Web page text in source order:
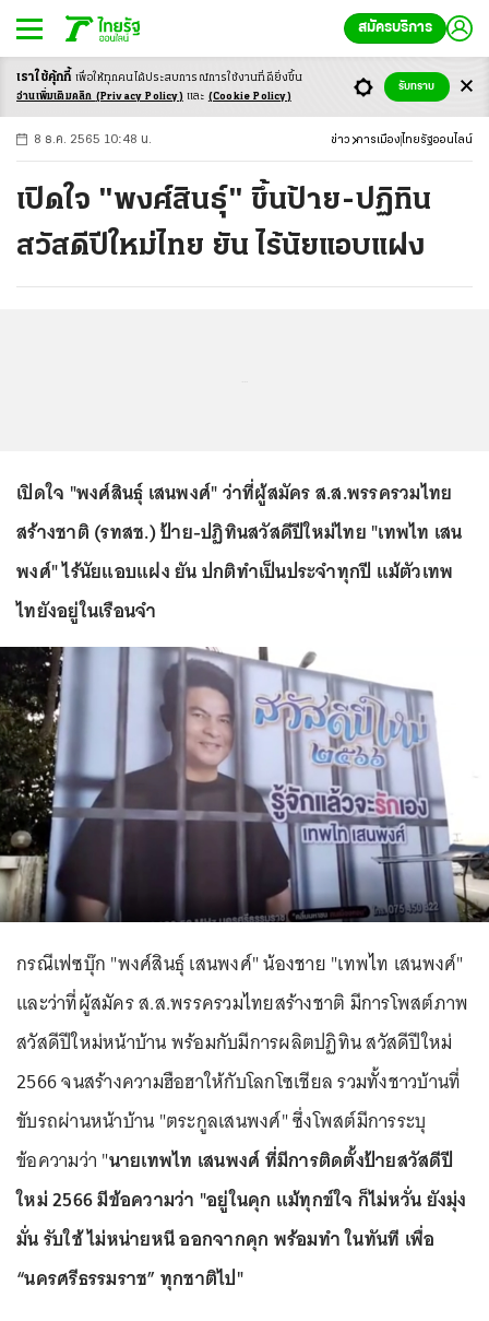
สมัครบริการ
-ก ก ก+
8 ธ.ค. 2565 10:48 น. ข่าว การเมือง ไทยรัฐออนไลน์
เปิดใจ "พงศ์สินธุ์" ขึ้นป้าย-ปฏิทิน
สวัสดีปีใหม่ไทย ยัน ไร้นัยแอบแฝง
เปิดใจ "พงศ์สินธุ์ เสนพงศ์" ว่าที่ผู้สมัคร ส.ส.พรรครวมไทย
สร้างชาติ (รทสช.) ป้าย-ปฏิทินสวัสดีปีใหม่ไทย "เทพไท เสน
พงศ์" ไร้นัยแอบแฝง ยัน ปกติทำเป็นประจำทุกปี แม้ตัวเทพ
ไทยังอยู่ในเรือนจำ
กรณีเฟซบุ๊ก "พงศ์สินธุ์ เสนพงศ์" น้องชาย "เทพไท เสนพงศ์"
และว่าที่ผู้สมัคร ส.ส.พรรครวมไทยสร้างชาติ มีการโพสต์ภาพ
สวัสดีปีใหม่หน้าบ้าน พร้อมกับมีการผลิตปฏิทิน สวัสดีปีใหม่
2566 จนสร้างความฮือฮาให้กับโลกโซเชียล รวมทั้งชาวบ้านที่
ขับรถผ่านหน้าบ้าน "ตระกูลเสนพงศ์" ซึ่งโพสต์มีการระบุ
ข้อความว่า "นายเทพไท เสนพงศ์ ที่มีการติดตั้งป้ายสวัสดีปี
ใหม่ 2566 มีข้อความว่า "อยู่ในคุก แม้ทุกข์ใจ ก็ไม่หวั่น ยังมุ่ง
มั่น รับใช้ ไม่หน่ายหนี ออกจากคุก พร้อมทำ ในทันที เพื่อ
“นครศรีธรรมราช” ทุกชาติไป"
เราใช้คุ้กกี้ เพื่อให้ทุกคนได้ประสบการณ์การใช้งานที่ดียิ่งขึ้น
อ่านเพิ่มเติมคลิก (Privacy Policy) และ (Cookie Policy)
รับทราบ